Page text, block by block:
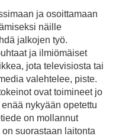
ja osoittamaan
näille
jalkojen työ.
ja ilmiömäiset
jota televisiosta tai
valehtelee, piste.
ovat toimineet jo
nykyään opetettu
on mollannut
suorastaan laitonta